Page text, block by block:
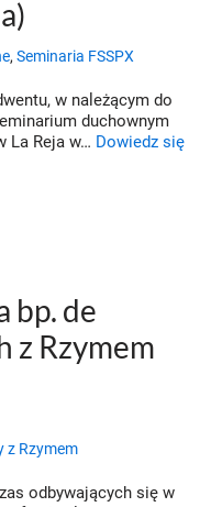
, Seminaria FSSPX
w należącym do
duchownym
La Reja w… Dowiedz się
bp. de
z Rzymem
z Rzymem
odbywających się w